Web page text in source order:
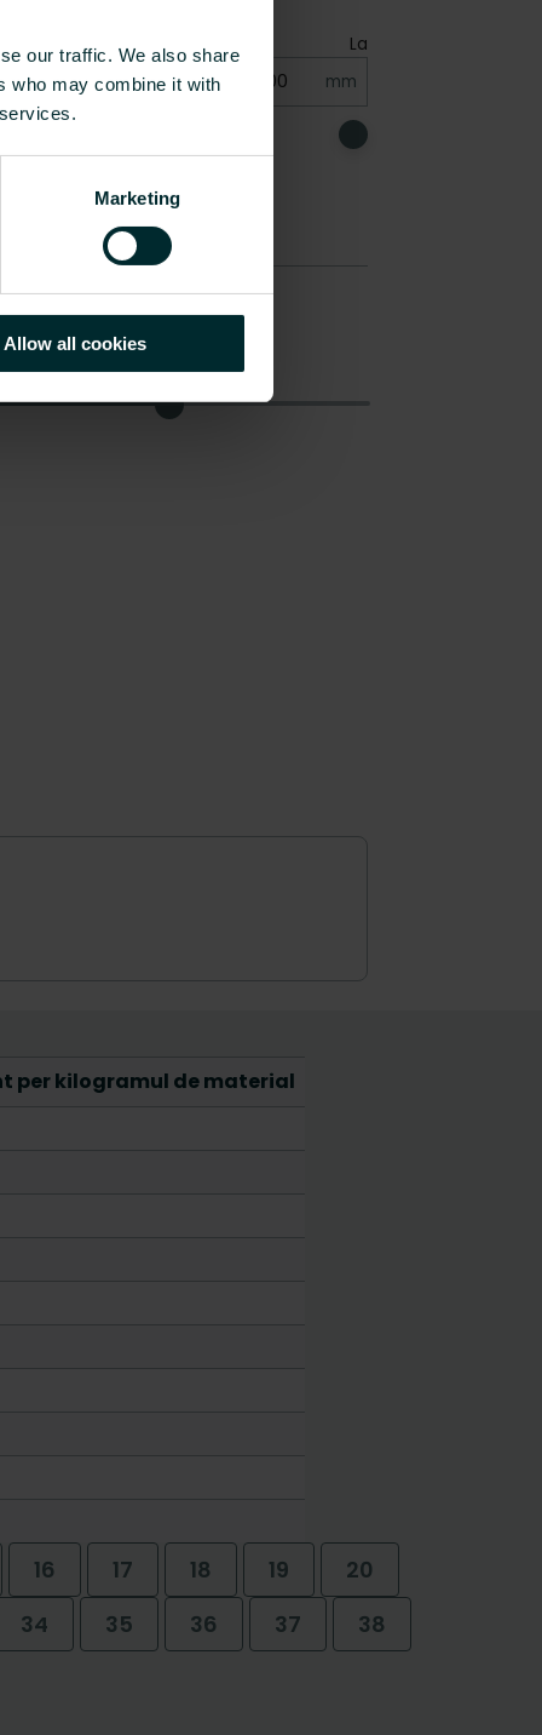
our traffic. We also share
who may combine it with
Marketing
Allow all cookies
per kilogramul de material
16 17 18 19
20
34
35 36 37 38